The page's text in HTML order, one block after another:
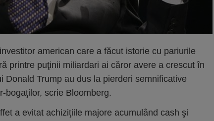
american care a făcut istorie cu pariurile
printre puţinii miliardari ai căror avere a crescut în
Donald Trump au dus la pierderi semnificative
bogaţilor, scrie Bloomberg.
a evitat achiziţiile majore acumulând cash şi